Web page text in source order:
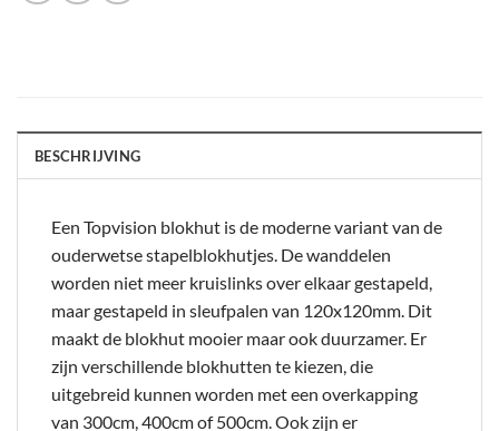
BESCHRIJVING
Een Topvision blokhut is de moderne variant van de
ouderwetse stapelblokhutjes. De wanddelen
worden niet meer kruislinks over elkaar gestapeld,
maar gestapeld in sleufpalen van 120x120mm. Dit
maakt de blokhut mooier maar ook duurzamer. Er
zijn verschillende blokhutten te kiezen, die
uitgebreid kunnen worden met een overkapping
van 300cm, 400cm of 500cm. Ook zijn er